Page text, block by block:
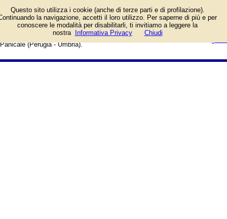
e dei fornitori di servizi e prodotti.
Offerte speciali e notizie di
negozi, aziende, artigiani e
professionisti. Guida web alla città di
Panicale (Perugia - Umbria).
Questo sito utilizza i cookie (anche di terze parti e di profilazione).
la navigazione, accetti il loro utilizzo. Per saperne di più e per
conoscere le modalità per disabilitarli, ti invitiamo a leggere la
nostra
Informativa Privacy Chiudi